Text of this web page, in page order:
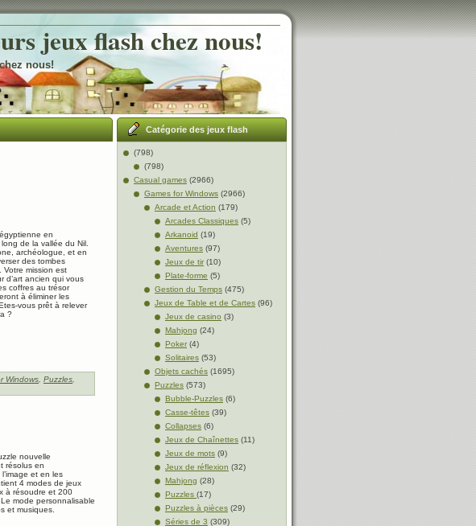
jeux flash chez nous!
nous!
en
de la vallée du Nil.
archéologue, et en
des tombes
Votre mission est
d’art ancien qui vous
coffres au trésor
à éliminer les
vous prêt à relever
?
Windows, Puzzles,
nouvelle
résolus en
et en les
4 modes de jeux
à résoudre et 200
mode personnalisable
et musiques.
Catégorie des jeux flash
(798)
(798)
Casual games (2966)
Games for Windows (2966)
Arcade et Action (179)
Arcades Classiques (5)
Arkanoid (19)
Aventures (97)
Jeux de tir(10)
Plate-forme (5)
Gestion du Temps (475)
Jeux de Table et de Cartes (96)
Jeux de casino (3)
Mahjong (24)
Poker(4)
Solitaires (53)
Objets cachés (1695)
Puzzles (573)
Bubble-Puzzles (6)
Casse-têtes (39)
Collapses (6)
Jeux de Chaînettes (11)
Jeux de mots (9)
Jeux de réflexion (32)
Mahjong (28)
Puzzles (17)
Puzzles à pièces (29)
Séries de 3 (309)